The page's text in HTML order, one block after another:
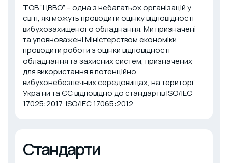
ТОВ “ЦВВО” – одна з небагатьох організацій у
світі, які можуть проводити оцінку відповідності
вибухозахищеного обладнання. Ми призначені
та уповноважені Міністерством економіки
проводити роботи з оцінки відповідності
обладнання та захисних систем, призначених
для використання в потенційно
вибухонебезпечних середовищах, на території
України та ЄС відповідно до стандартів ISO/IEC
17025:2017, ISO/IEC 17065:2012
Стандарти